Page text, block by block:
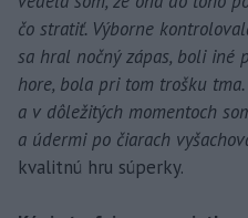
čo stratiť. Výborne
sa hral nočný zápas, boli iné
hore, bola pri tom trošku
a v dôležitých momentoch
a údermi po čiarach
kvalitnú hru súperky.